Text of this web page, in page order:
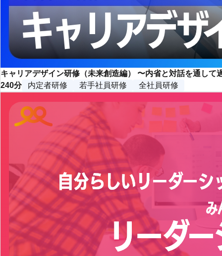
キャリアデザイン研修（未来創造編） 〜内省と対話を通して
240分
内定者研修 若手社員研修 全社員研修